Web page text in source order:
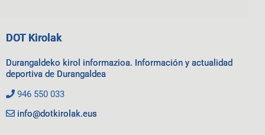
DOT Kirolak
Durangaldeko kirol informazioa. Información y actualidad
deportiva de Durangaldea
946 550 033
info@dotkirolak.eus